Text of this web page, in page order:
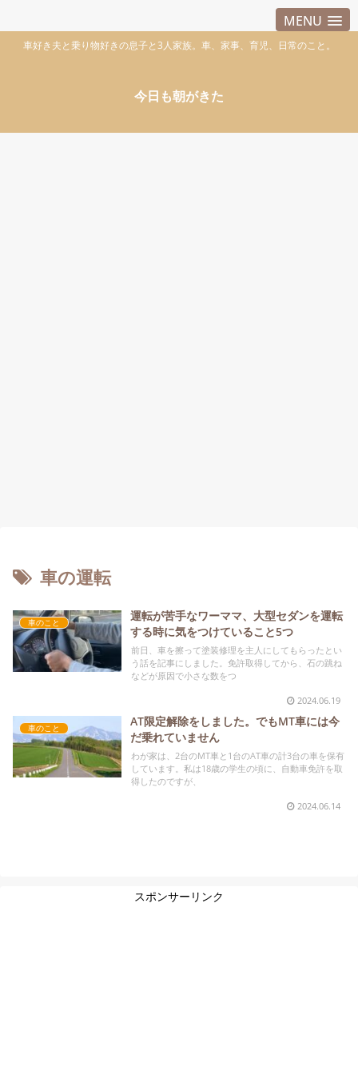
MENU
車好き夫と乗り物好きの息子と3人家族。車、家事、育児、日常のこと。
今日も朝がきた
車の運転
車のこと
運転が苦手なワーママ、大型セダンを運転
する時に気をつけていること5つ
前日、車を擦って塗装修理を主人にしてもらったとい
う話を記事にしました。免許取得してから、石の跳ね
などが原因で小さな数をつ
2024.06.19
車のこと
AT限定解除をしました。でもMT車には今
だ乗れていません
わが家は、2台のMT車と1台のAT車の計3台の車を保有
しています。私は18歳の学生の頃に、自動車免許を取
得したのですが、
2024.06.14
スポンサーリンク